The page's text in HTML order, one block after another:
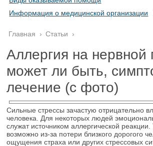
Информация о медицинской организации
Главная › Статьи ›
Аллергия на нервной
может ли быть,
лечение (с фото)
Сильные стрессы зачастую отрицательно
человека. Для некоторых людей
служат источником аллергической
возможно из-за потери близкого дорогого
ощущения страха или других стрессовых